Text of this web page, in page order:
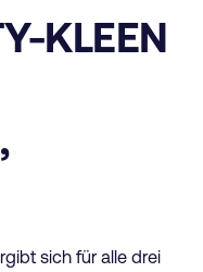
KLEEN
sich für alle drei